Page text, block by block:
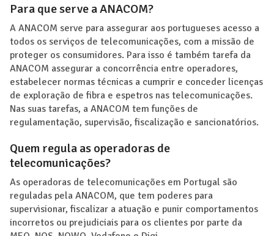
Para que serve a ANACOM?
A ANACOM serve para assegurar aos portugueses acesso a
todos os serviços de telecomunicações, com a missão de
proteger os consumidores. Para isso é também tarefa da
ANACOM assegurar a concorrência entre operadores,
estabelecer normas técnicas a cumprir e conceder licenças
de exploração de fibra e espetros nas telecomunicações.
Nas suas tarefas, a ANACOM tem funções de
regulamentação, supervisão, fiscalização e sancionatórios.
Quem regula as operadoras de
telecomunicações?
As operadoras de telecomunicações em Portugal são
reguladas pela ANACOM, que tem poderes para
supervisionar, fiscalizar a atuação e punir comportamentos
incorretos ou prejudiciais para os clientes por parte da